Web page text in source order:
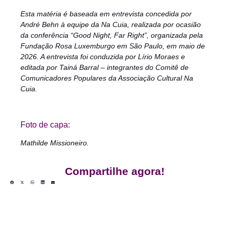
Esta matéria é baseada em entrevista concedida por
André Behn à equipe da Na Cuia, realizada por ocasião
da conferência “Good Night, Far Right”, organizada pela
Fundação Rosa Luxemburgo em São Paulo, em maio de
2026. A entrevista foi conduzida por Lírio Moraes e
editada por Tainá Barral – integrantes do Comitê de
Comunicadores Populares da Associação Cultural Na
Cuia.
Foto de capa:
Mathilde Missioneiro.
Compartilhe agora!